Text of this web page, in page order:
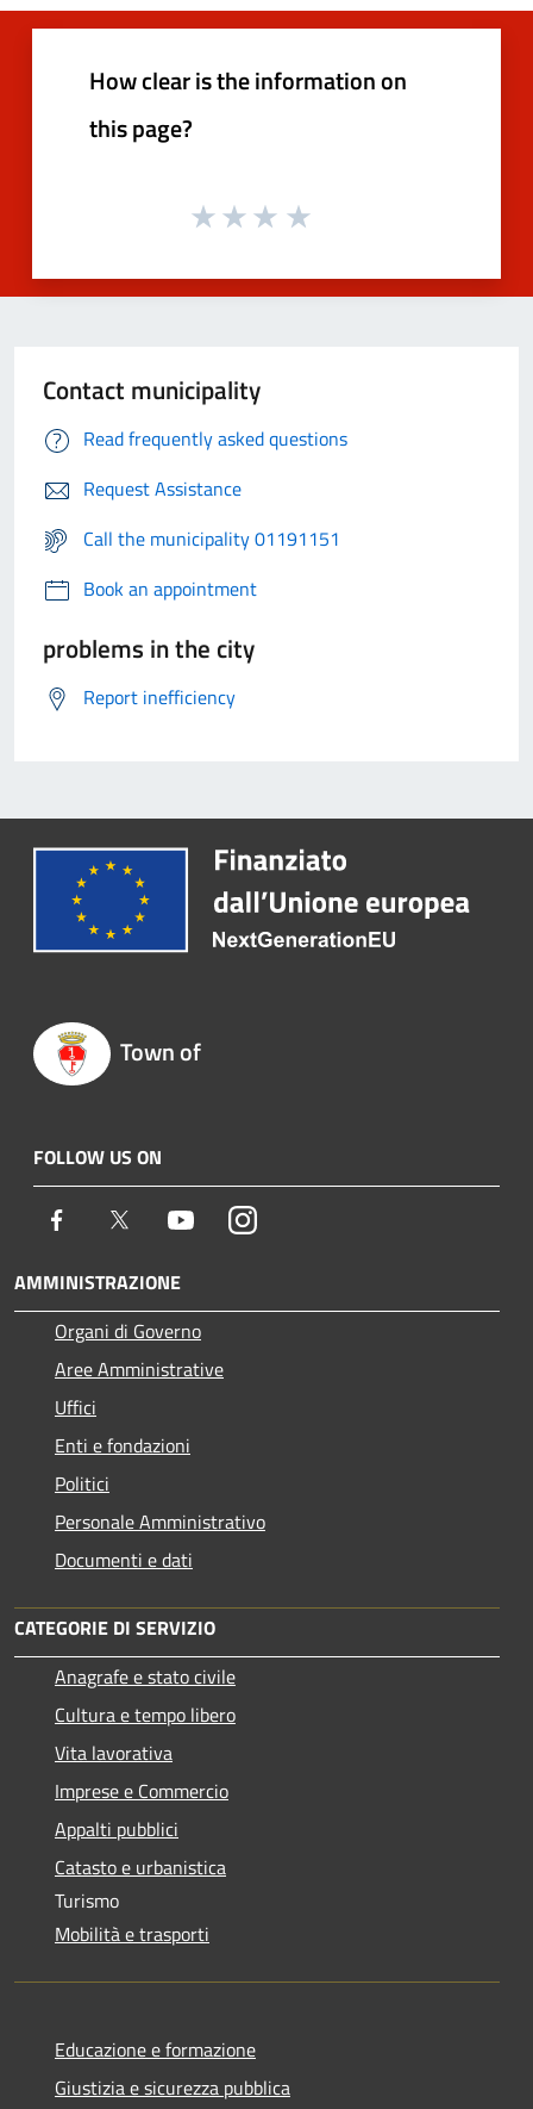
How clear is the information on
this page?
Contact municipality
Read frequently asked questions
Request Assistance
Call the municipality 01191151
Book an appointment
problems in the city
Report inefficiency
Town of
FOLLOW US ON
Facebook Twitter YoutubeInstagram
AMMINISTRAZIONE
Organi di Governo
Aree Amministrative
Uffici
Enti e fondazioni
Politici
Personale Amministrativo
Documenti e dati
CATEGORIE DI SERVIZIO
Anagrafe e stato civile
Cultura e tempo libero
Vita lavorativa
Imprese e Commercio
Appalti pubblici
Catasto e urbanistica
Turismo
Mobilità e trasporti
Educazione e formazione
Giustizia e sicurezza pubblica